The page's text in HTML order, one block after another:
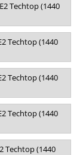
Techtop (1440
Techtop (1440
Techtop (1440
Techtop (1440
Techtop (1440